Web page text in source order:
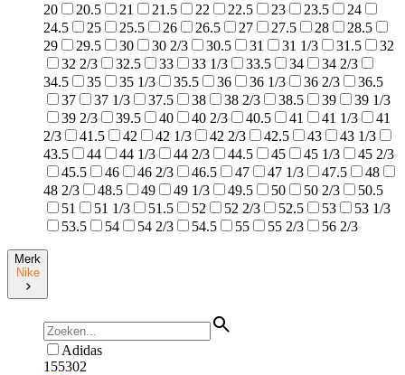
20
20.5 21 21.5 22 22.5 23 23.5
24
24.5
25 25.5 26 26.5 27 27.5 28
28.5
29
29.5 30 30 2/3 30.5 31 31 1/3 31.5
32
32 2/3
32.5 33 33 1/3 33.5 34
34 2/3
34.5
35 35 1/3 35.5 36 36 1/3 36 2/3
36.5
37
37 1/3 37.5 38 38 2/3 38.5 39
39 1/3
39 2/3
39.5 40 40 2/3 40.5 41 41 1/3
41
2/3
41.5 42 42 1/3 42 2/3 42.5 43
43 1/3
43.5
44 44 1/3 44 2/3 44.5 45 45 1/3
45 2/3
45.5
46 46 2/3 46.5 47 47 1/3 47.5
48
48 2/3
48.5 49 49 1/3 49.5 50 50 2/3
50.5
51
51 1/3 51.5 52 52 2/3 52.5 53
53 1/3
53.5
54 54 2/3 54.5 55 55 2/3 56 2/3
Merk
Nike
Adidas
155302